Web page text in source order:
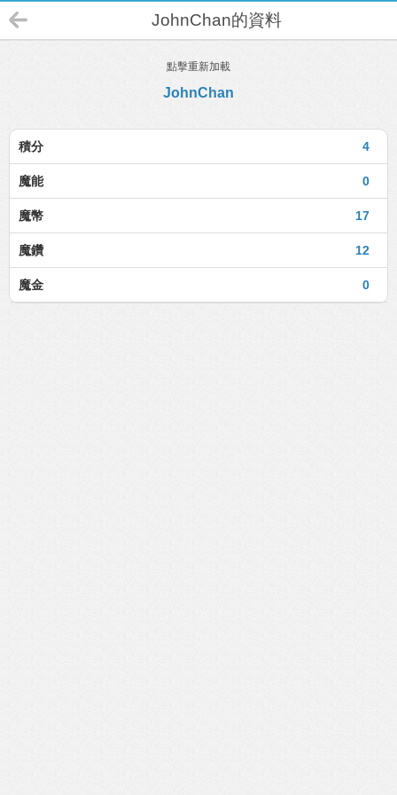
JohnChan的資料
點擊重新加載
JohnChan
4
積分
0
魔能
17
魔幣
12
魔鑽
0
魔金